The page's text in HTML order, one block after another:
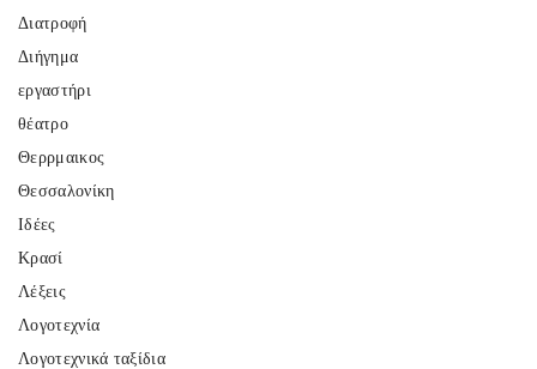
Διατροφή
Διήγημα
εργαστήρι
θέατρο
Θερρμαικος
Θεσσαλονίκη
Ιδέες
Κρασί
Λέξεις
Λογοτεχνία
Λογοτεχνικά ταξίδια